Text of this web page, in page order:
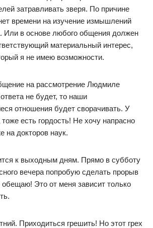
затравливать зверя. По причине
времени на изучение измышлений
Или в основе любого общения должен
материальный интерес,
я не имею возможности.
на рассмотрение Людмиле
не будет, то наши
отношения будет сворачивать. У
тоже есть гордость! Не хочу напрасно
на докторов наук.
к выходным дням. Прямо в субботу
вечера попробую сделать прорыв
обещаю! Это от меня зависит только
Приходиться грешить! Но этот грех